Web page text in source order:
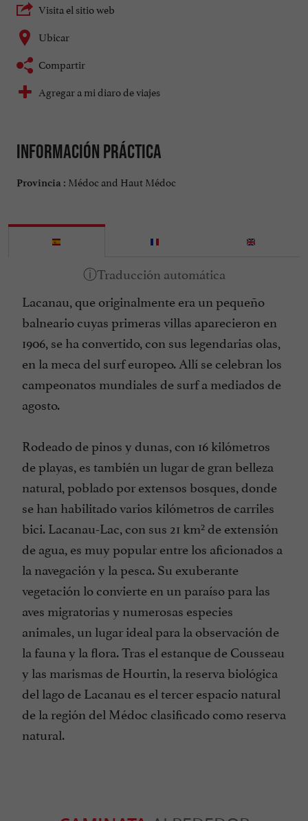
Visita el sitio web
Ubicar
Compartir
Agregar a mi diaro de viajes
Información práctica
Provincia : Médoc and Haut Médoc
Lacanau, que originalmente era un pequeño
balneario cuyas primeras villas aparecieron en
1906, se ha convertido, con sus legendarias olas,
en la meca del surf europeo. Allí se celebran los
campeonatos mundiales de surf a mediados de
agosto.
Rodeado de pinos y dunas, con 16 kilómetros
de playas, es también un lugar de gran belleza
natural, poblado por extensos bosques, donde
se han habilitado varios kilómetros de carriles
bici. Lacanau-Lac, con sus 21 km² de extensión
de agua, es muy popular entre los aficionados a
la navegación y la pesca. Su exuberante
vegetación lo convierte en un paraíso para las
aves migratorias y numerosas especies
animales, un lugar ideal para la observación de
la fauna y la flora. Tras el estanque de Cousseau
y las marismas de Hourtin, la reserva biológica
del lago de Lacanau es el tercer espacio natural
de la región del Médoc clasificado como reserva
natural.